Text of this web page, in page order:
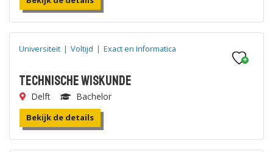
Universiteit | Voltijd | Exact en Informatica
Technische Wiskunde
Delft Bachelor
Bekijk de details